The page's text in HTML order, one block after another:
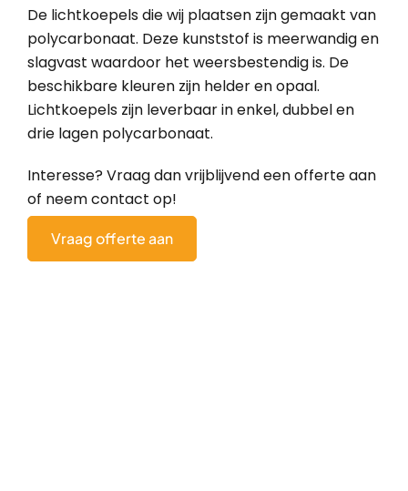
De lichtkoepels die wij plaatsen zijn gemaakt van
polycarbonaat. Deze kunststof is meerwandig en
slagvast waardoor het weersbestendig is. De
beschikbare kleuren zijn helder en opaal.
Lichtkoepels zijn leverbaar in enkel, dubbel en
drie lagen polycarbonaat.
Interesse? Vraag dan vrijblijvend een offerte aan
of neemcontact op!
Vraag offerte aan